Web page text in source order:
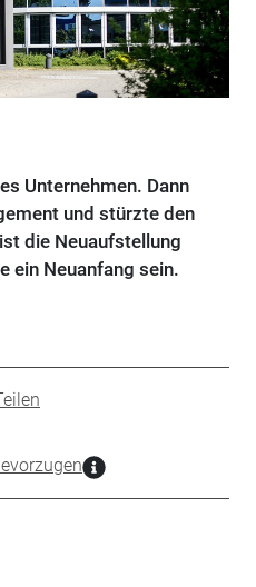
Unternehmen. Dann
und stürzte den
die Neuaufstellung
ein Neuanfang sein.